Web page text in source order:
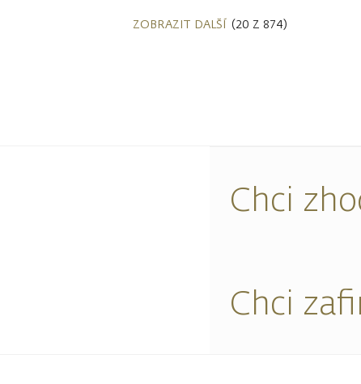
ZOBRAZIT DALŠÍ (20 Z 874)
Chci
Chci